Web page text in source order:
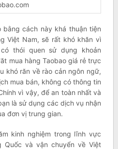
bằng cách này khá thuận tiện
Việt Nam, sẽ rất khó khăn vì
thói quen sử dụng khoản
mua hàng Taobao giá rẻ trực
khó răn về rào cản ngôn ngữ,
mua bán, không có thông tin
vì vậy, để an toàn nhất và
là sử dụng các dịch vụ nhận
đơn vị trung gian.
kinh nghiệm trong lĩnh vực
Quốc và vận chuyển về Việt